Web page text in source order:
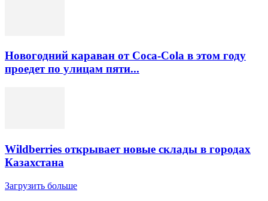
Новогодний караван от Coca-Cola в этом году
проедет по улицам пяти...
Wildberries открывает новые склады в городах
Казахстана
Загрузить больше